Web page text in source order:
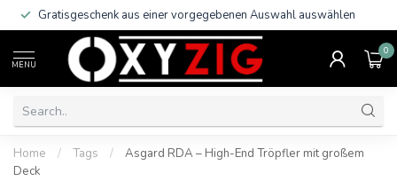
Gratisgeschenk aus einer vorgegebenen Auswahl auswählen
MENU
0
Home / Tags /
Asgard RDA – High-End Tröpfler mit großem
Deck